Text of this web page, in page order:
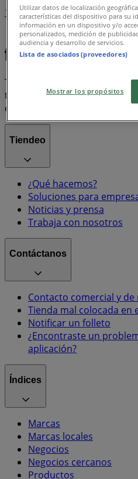
1
Score
Adidas
Tiendeo forma parte de
tecnológica que está
en todo el mundo.
Tiendeo
¿Qué hacemos?
Soluciones para
Noticias y prensa
Trabaja con nosotros
Contáctanos
Contacto comercial y
Tienda mal colocada en
Notificar un folleto
¿Encontraste un
aplicación?
Índices
Marcas
Marcas locales
Negocios
Negocios cercanos
Productos
Utilizar datos de localización
características del dispositivo para su
información en un dispositivo y/o
personalizados, medición de
audiencia y desarrollo de servicios.
Lista de asociados (proveedores)
Mostrar los propósitos